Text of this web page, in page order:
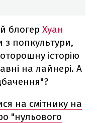
блогер Хуан
з попкультури,
історію
на лайнері. А
на смітнику на
"нульового